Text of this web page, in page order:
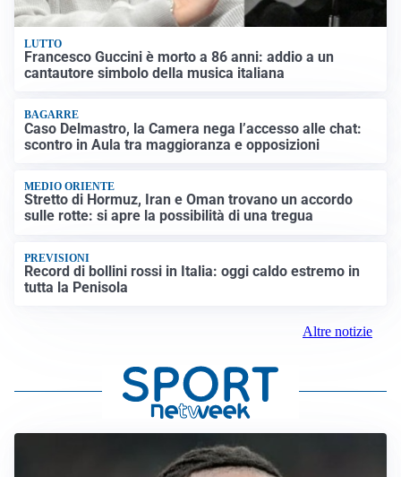
LUTTO
Francesco Guccini è morto a 86 anni: addio a un
cantautore simbolo della musica italiana
BAGARRE
Caso Delmastro, la Camera nega l’accesso alle chat:
scontro in Aula tra maggioranza e opposizioni
MEDIO ORIENTE
Stretto di Hormuz, Iran e Oman trovano un accordo
sulle rotte: si apre la possibilità di una tregua
PREVISIONI
Record di bollini rossi in Italia: oggi caldo estremo in
tutta la Penisola
Altre notizie